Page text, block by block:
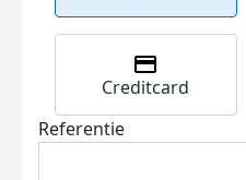
Creditcard
Referentie